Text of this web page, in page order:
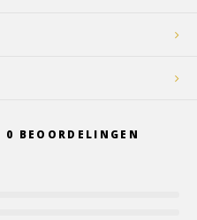
0 BEOORDELINGEN